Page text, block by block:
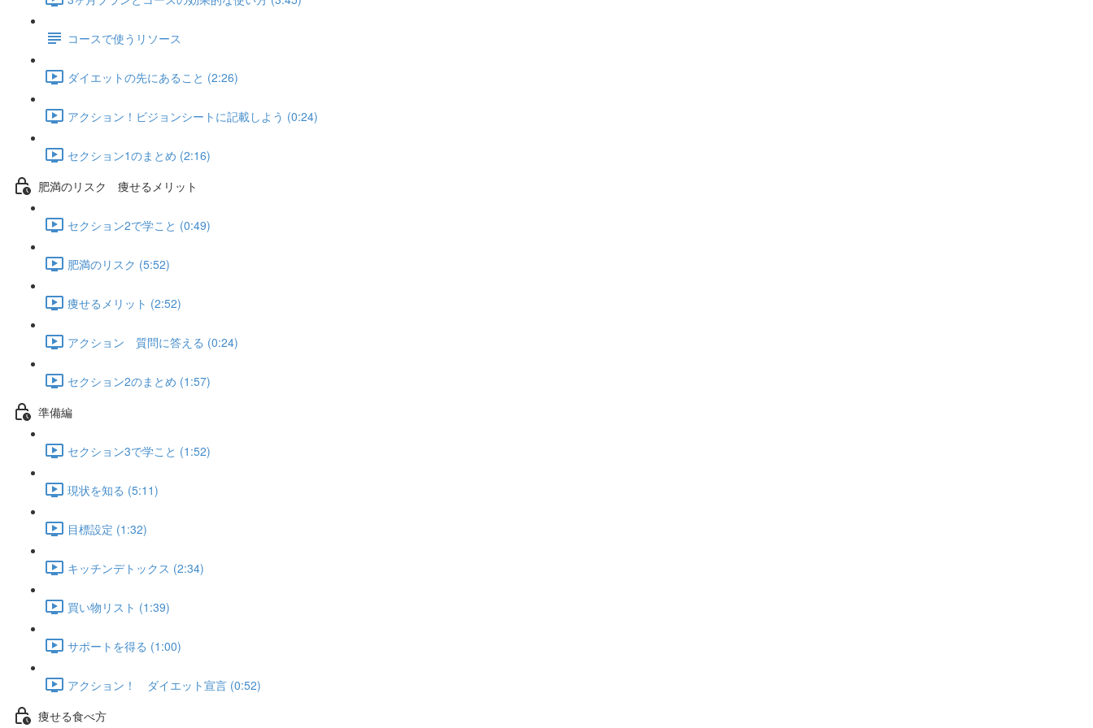
コースで使うリソース
ダイエットの先にあること (2:26)
アクション！ビジョンシートに記載しよう (0:24)
セクション1のまとめ (2:16)
肥満のリスク 痩せるメリット
セクション2で学こと (0:49)
肥満のリスク (5:52)
痩せるメリット (2:52)
アクション 質問に答える (0:24)
セクション2のまとめ (1:57)
準備編
セクション3で学こと (1:52)
現状を知る (5:11)
目標設定 (1:32)
キッチンデトックス (2:34)
買い物リスト (1:39)
サポートを得る (1:00)
アクション！ ダイエット宣言 (0:52)
痩せる食べ方